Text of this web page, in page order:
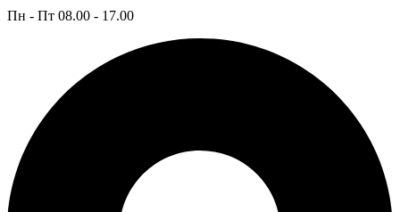
Пн - Пт 08.00 - 17.00